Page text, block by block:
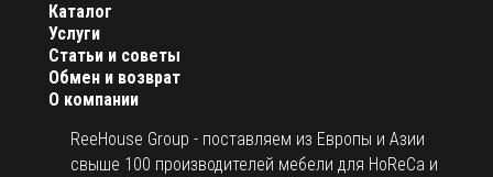
О компании
ReeHouse Group - поставляем из Европы и Азии
свыше 100 производителей мебели для HoReCa и
Каталог
Услуги
Статьи и советы
Обмен и возврат